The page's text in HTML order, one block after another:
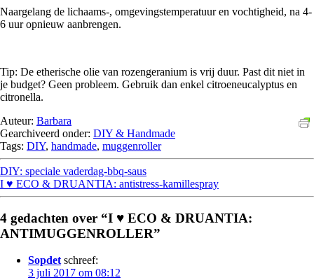
Naargelang de lichaams-, omgevingstemperatuur en vochtigheid, na 4-
6 uur opnieuw aanbrengen.
Tip: De etherische olie van rozengeranium is vrij duur. Past dit niet in
je budget? Geen probleem. Gebruik dan enkel citroeneucalyptus en
citronella.
Auteur: Barbara
Gearchiveerd onder: DIY & Handmade
Tags: DIY, handmade, muggenroller
DIY: speciale vaderdag-bbq-saus
I ♥ ECO & DRUANTIA: antistress-kamillespray
4 gedachten over “I ♥ ECO & DRUANTIA:
ANTIMUGGENROLLER”
Sopdet schreef:
3 juli 2017 om 08:12